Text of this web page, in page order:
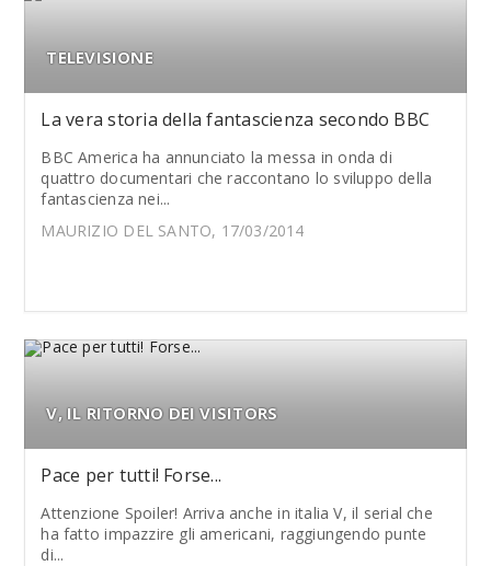
TELEVISIONE
La vera storia della fantascienza secondo BBC
BBC America ha annunciato la messa in onda di
quattro documentari che raccontano lo sviluppo della
fantascienza nei...
MAURIZIO DEL SANTO, 17/03/2014
V, IL RITORNO DEI VISITORS
Pace per tutti! Forse...
Attenzione Spoiler! Arriva anche in italia V, il serial che
ha fatto impazzire gli americani, raggiungendo punte
di...